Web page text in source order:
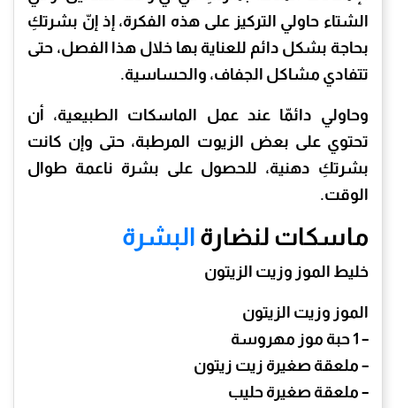
الشتاء حاولي التركيز على هذه الفكرة، إذ إنّ بشرتكِ
بحاجة بشكل دائم للعناية بها خلال هذا الفصل، حتى
تتفادي مشاكل الجفاف، والحساسية.
وحاولي دائمّا عند عمل الماسكات الطبيعية، أن
تحتوي على بعض الزيوت المرطبة، حتى وإن كانت
بشرتكِ دهنية، للحصول على بشرة ناعمة طوال
الوقت.
ماسكات لنضارة البشرة
خليط الموز وزيت الزيتون
الموز وزيت الزيتون
– 1 حبة موز مهروسة
– ملعقة صغيرة زيت زيتون
– ملعقة صغيرة حليب